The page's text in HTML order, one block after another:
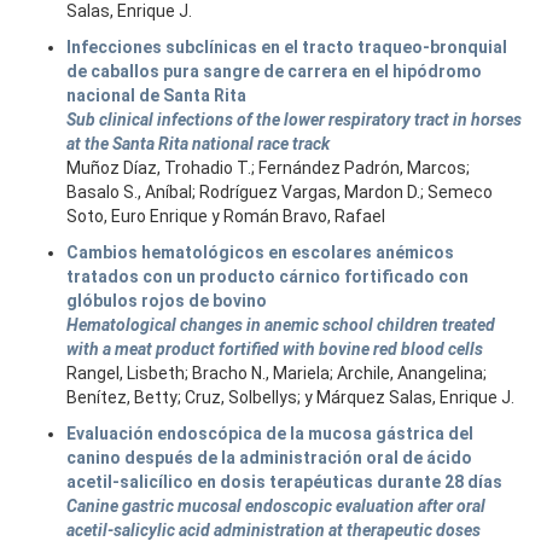
Salas, Enrique J.
Infecciones subclínicas en el tracto traqueo-bronquial
de caballos pura sangre de carrera en el hipódromo
nacional de Santa Rita
Sub clinical infections of the lower respiratory tract in horses
at the Santa Rita national race track
Muñoz Díaz, Trohadio T.; Fernández Padrón, Marcos;
Basalo S., Aníbal; Rodríguez Vargas, Mardon D.; Semeco
Soto, Euro Enrique y Román Bravo, Rafael
Cambios hematológicos en escolares anémicos
tratados con un producto cárnico fortificado con
glóbulos rojos de bovino
Hematological changes in anemic school children treated
with a meat product fortified with bovine red blood cells
Rangel, Lisbeth; Bracho N., Mariela; Archile, Anangelina;
Benítez, Betty; Cruz, Solbellys; y Márquez Salas, Enrique J.
Evaluación endoscópica de la mucosa gástrica del
canino después de la administración oral de ácido
acetil-salicílico en dosis terapéuticas durante 28 días
Canine gastric mucosal endoscopic evaluation after oral
acetil-salicylic acid administration at therapeutic doses